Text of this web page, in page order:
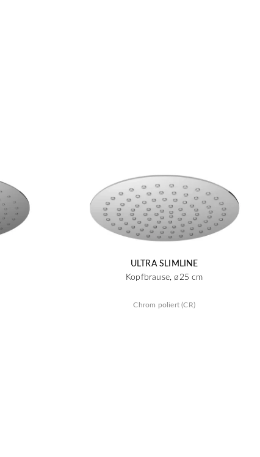
ULTRA SLIMLINE
Kopfbrause, ø25 cm
Chrom poliert (CR)